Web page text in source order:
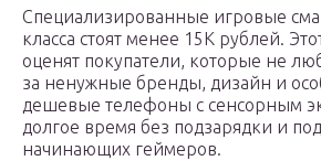
Специализированные игровые
класса стоят менее 15К рублей.
оценят покупатели, которые не
за ненужные бренды, дизайн и
дешевые телефоны с сенсорным
долгое время без подзарядки и
начинающих геймеров.